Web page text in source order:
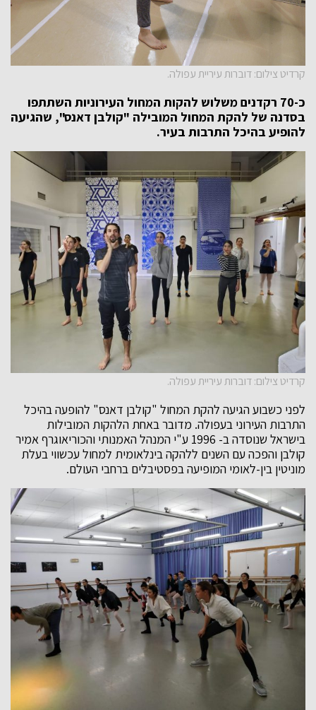
קרדיט צילום: דוברות עיריית עפולה.
כ-70 רקדנים משלוש להקות המחול העירוניות השתתפו
בסדנה של להקת המחול המובילה "קולבן דאנס", שהגיעה
להופיע בהיכל התרבות בעיר.
קרדיט צילום: דוברות עיריית עפולה.
לפני כשבוע הגיעה להקת המחול "קולבן דאנס" להופעה בהיכל
התרבות העירוני בעפולה. מדובר באחת הלהקות המובילות
בישראל שנוסדה ב- 1996 ע"י המנהל האמנותי והכוריאוגרף אמיר
קולבן והפכה עם השנים ללהקה בינלאומית למחול עכשווי בעלת
מוניטין בין-לאומי המופיעה בפסטיבלים ברחבי העולם.